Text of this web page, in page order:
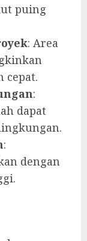
puing
: Area
cepat.
:
dapat
:
dengan